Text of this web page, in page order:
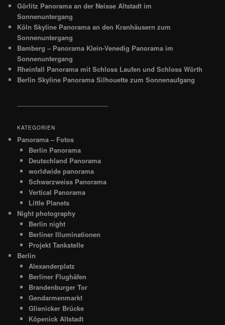
Görlitz Panorama an der Neisse Altstadt im
Sonnenuntergang
Köln Skyline Panorama an den Kranhäusern zum
Sonnenuntergang
Bamberg – Panorama Klein-Venedig Panorama im
Sonnenuntergang
Rheinfall Panorama mit Schloss Laufen und Schloss Wörth
Berlin Skyline Panorama Silhouette zum Sonnenaufgang
KATEGORIEN
Panorama – Fotos
Berlin Panorama
Deutschland Panorama
worldwide panorama
Schwarzweiss Panorama
Vertical Panorama
Little Planets
Night photography
Berlin night
Berliner Illuminationen
Projekt Tankstelle
Berlin
Alexanderplatz
Berliner Flughäfen
Brandenburger Tor
Gendarmenmarkt
Glienicker Brücke
Köpenick Altstadt